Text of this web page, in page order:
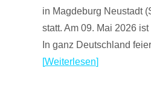
in Magdeburg Neustadt
statt. Am 09. Mai 2026
In ganz Deutschland
Weiterlesen